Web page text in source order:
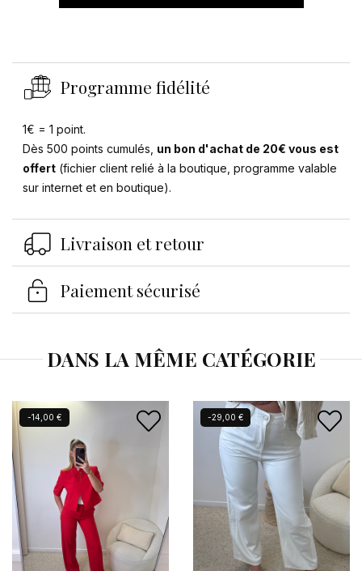
Programme fidélité
1€ = 1 point.
Dès 500 points cumulés, un bon d'achat de 20€ vous est
offert(fichier client relié à la boutique, programme valable
sur internet et en boutique).
Livraison et retour
Paiement sécurisé
DANS LA MÊME CATÉGORIE
-14,00 €
Nouveau -29,00 €
Vous devez être connecté pour enregistrer des
produits dans votre liste d'envies.